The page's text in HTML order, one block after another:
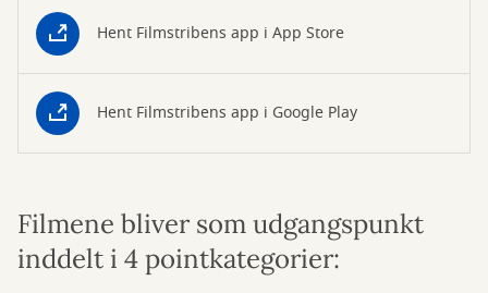
Hent Filmstribens app i App Store
Hent Filmstribens app i Google Play
Filmene bliver som udgangspunkt
inddelt i 4 pointkategorier: